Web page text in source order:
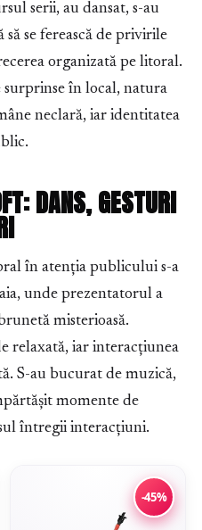
serii, au dansat, s-au
să se ferească de privirile
organizată pe litoral.
surprinse în local, natura
neclară, iar identitatea
DANS, GESTURI
în atenția publicului s-a
unde prezentatorul a
misterioasă.
relaxată, iar interacțiunea
S-au bucurat de muzică,
momente de
întregii interacțiuni.
-45%